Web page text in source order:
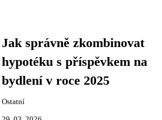
Jak správně zkombinovat
hypotéku s příspěvkem na
bydlení v roce 2025
Ostatní